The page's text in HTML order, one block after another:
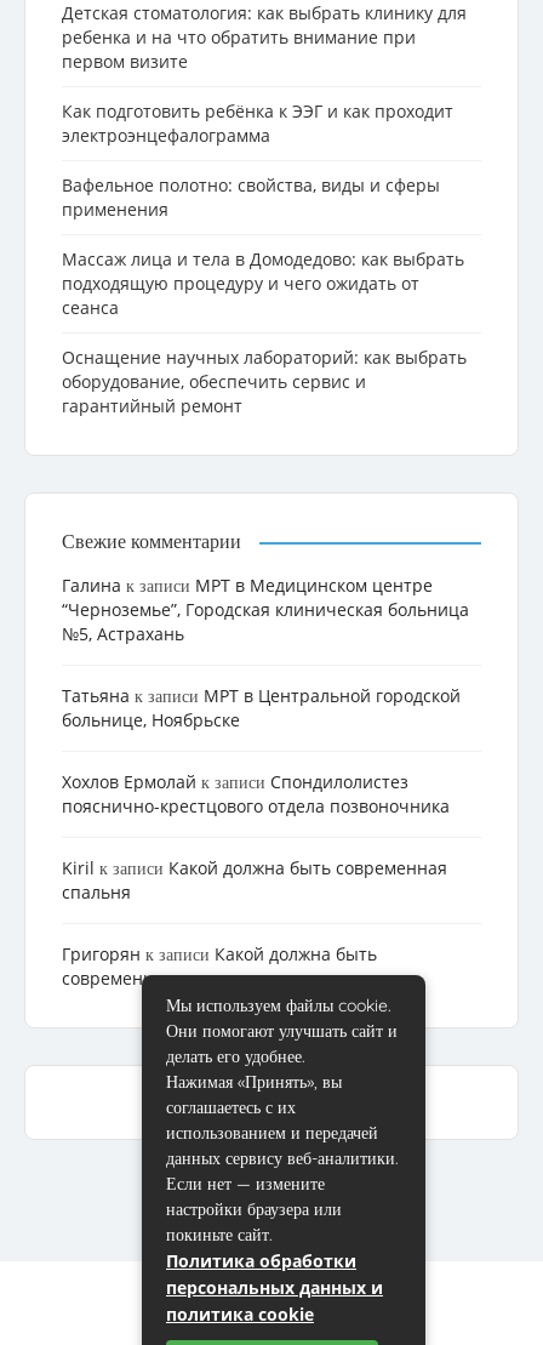
Детская стоматология: как выбрать клинику для
ребенка и на что обратить внимание при
первом визите
Как подготовить ребёнка к ЭЭГ и как проходит
электроэнцефалограмма
Вафельное полотно: свойства, виды и сферы
применения
Массаж лица и тела в Домодедово: как выбрать
подходящую процедуру и чего ожидать от
сеанса
Оснащение научных лабораторий: как выбрать
оборудование, обеспечить сервис и
гарантийный ремонт
Свежие комментарии
Галина к записи МРТ в Медицинском центре
“Черноземье”, Городская клиническая больница
№5, Астрахань
Татьяна к записи МРТ в Центральной городской
больнице, Ноябрьске
Хохлов Ермолай к записи Cпондилолистез
пояснично-крестцового отдела позвоночника
Kiril к записи Какой должна быть современная
спальня
Григорян к записи Какой должна быть
современная спальня
Мы используем файлы cookie.
Они помогают улучшать сайт и
делать его удобнее.
Нажимая «Принять», вы
соглашаетесь с их
использованием и передачей
данных сервису веб-аналитики.
Если нет — измените
настройки браузера или
покиньте сайт.
Политика обработки
персональных данных и
политика cookie